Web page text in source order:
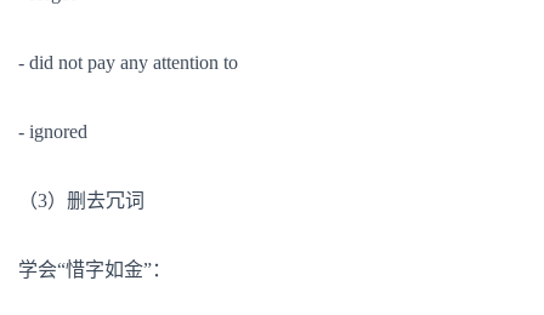
- did not pay any attention to
- ignored
（3）删去冗词
学会“惜字如金”：